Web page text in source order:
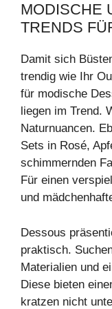
MODISCHE
TRENDS
Damit sich
trendig wie Ihr
für modische
liegen im Trend.
Naturnuancen.
Sets in Rosé,
schimmernden
Für einen
und
Dessous
praktisch.
Materialien und
Diese bieten
kratzen nicht